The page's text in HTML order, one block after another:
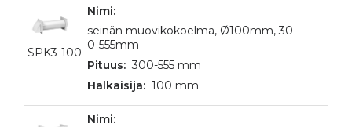
SPK3-100
seinän muovikokoelma, Ø100mm, 30
0-555mm
300-555 mm
100 mm